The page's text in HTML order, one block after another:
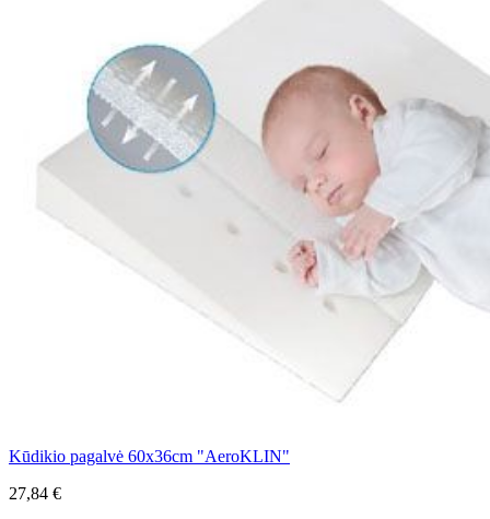
Kūdikio pagalvė 60x36cm "AeroKLIN"
27,84 €